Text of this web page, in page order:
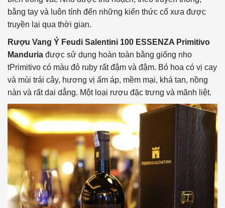
bằng tay và luôn tính đến những kiến ​​thức cổ xưa được
truyền lại qua thời gian.
Rượu Vang Ý Feudi Salentini 100 ESSENZA Primitivo
Manduria được sử dụng hoàn toàn bằng giống nho
tPrimitivo có màu đỏ ruby ​​rất đậm và đậm. Bó hoa có vị cay
và mùi trái cây, hương vị ấm áp, mềm mại, khá tan, nồng
nàn và rất dai dẳng. Một loại rượu đặc trưng và mãnh liệt.